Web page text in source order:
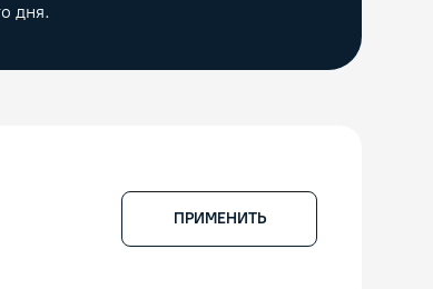
дня.
ПРИМЕНИТЬ